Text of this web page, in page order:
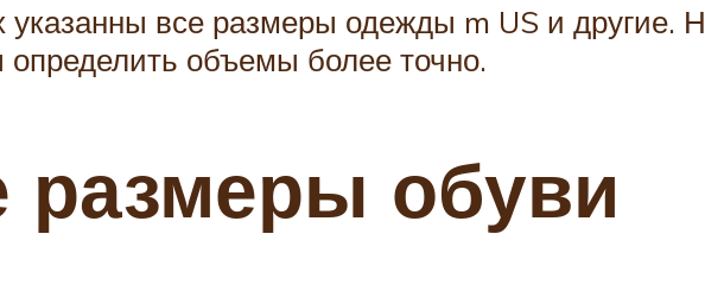
все размеры одежды m US и другие.
объемы более точно.
размеры обуви